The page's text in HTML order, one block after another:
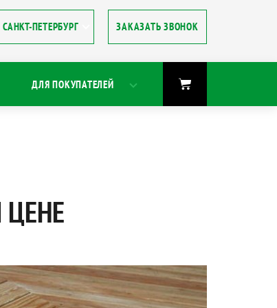
ЗАКАЗАТЬ ЗВОНОК
ДЛЯ ПОКУПАТЕЛЕЙ